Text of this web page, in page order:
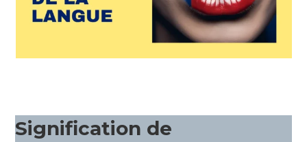
Signification de